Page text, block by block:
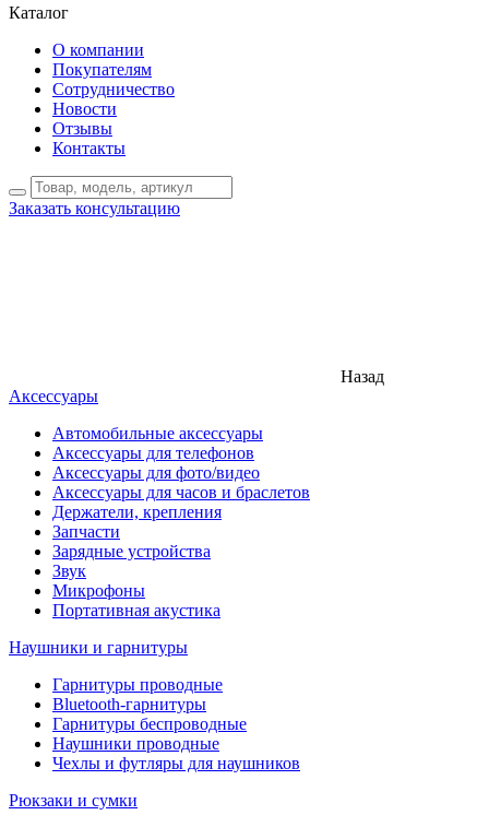
Каталог
О компании
Покупателям
Сотрудничество
Новости
Отзывы
Контакты
Заказать консультацию
Назад
Аксессуары
Автомобильные аксессуары
Аксессуары для телефонов
Аксессуары для фото/видео
Аксессуары для часов и браслетов
Держатели, крепления
Запчасти
Зарядные устройства
Звук
Микрофоны
Портативная акустика
Наушники и гарнитуры
Гарнитуры проводные
Bluetooth-гарнитуры
Гарнитуры беспроводные
Наушники проводные
Чехлы и футляры для наушников
Рюкзаки и сумки